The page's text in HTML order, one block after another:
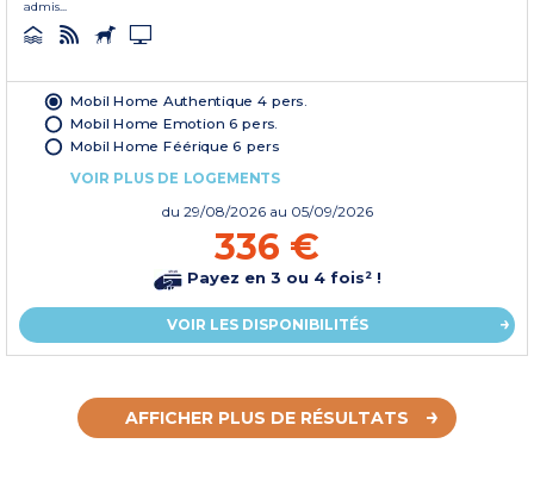
admis...
Mobil Home Authentique 4 pers.
Mobil Home Emotion 6 pers.
Mobil Home Féérique 6 pers
VOIR PLUS DE LOGEMENTS
du 29/08/2026 au 05/09/2026
336 €
Payez en 3 ou 4 fois² !
VOIR LES DISPONIBILITÉS
AFFICHER PLUS DE RÉSULTATS